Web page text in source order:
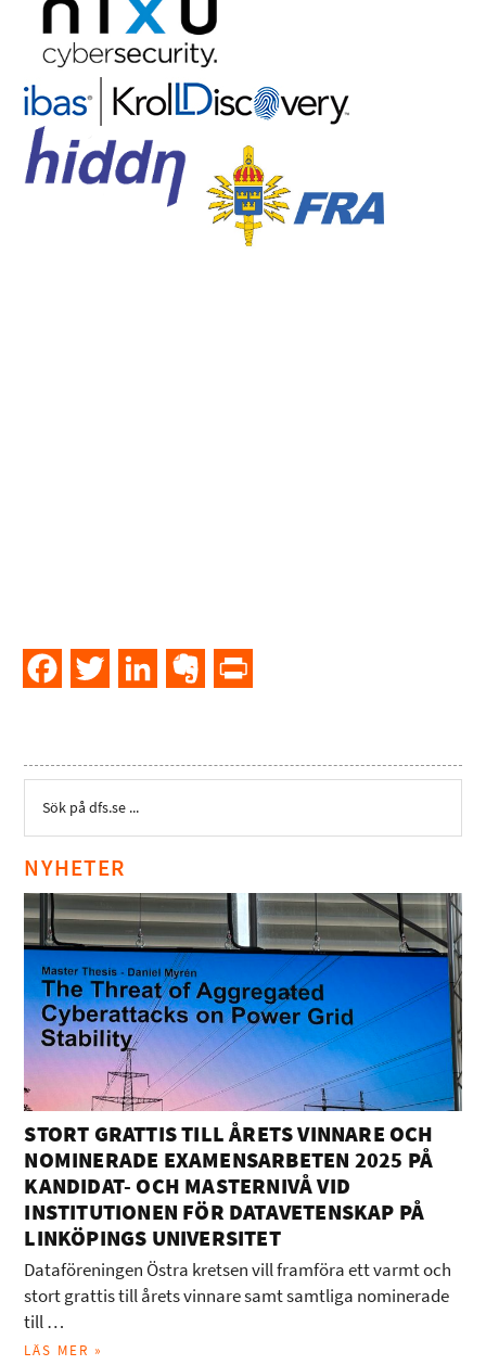
FacebookTwitter LinkedInEvernote
NYHETER
STORT GRATTIS TILL ÅRETS VINNARE OCH
NOMINERADE EXAMENSARBETEN 2025 PÅ
KANDIDAT- OCH MASTERNIVÅ VID
INSTITUTIONEN FÖR DATAVETENSKAP PÅ
LINKÖPINGS UNIVERSITET
Dataföreningen Östra kretsen vill framföra ett varmt och
stort grattis till årets vinnare samt samtliga nominerade
till …
LÄS MER »